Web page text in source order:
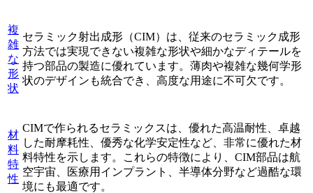
複
雑
な
形
状
セラミック射出成形（CIM）は、従来のセラミック成形
方法では実現できない複雑な形状や細かなディテールを
持つ部品の製造に優れています。薄肉や複雑な幾何学形
状のデザインも統合でき、高度な用途に不可欠です。
材
料
特
性
CIMで作られるセラミックスは、優れた高温耐性、卓越
した耐摩耗性、優秀な化学安定性など、非常に優れた材
料特性を示します。これらの特徴により、CIM部品は航
空宇宙、医療用インプラント、半導体分野など過酷な環
境にも最適です。